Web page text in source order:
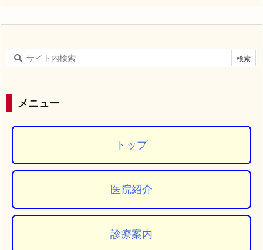
メニュー
トップ
医院紹介
診療案内